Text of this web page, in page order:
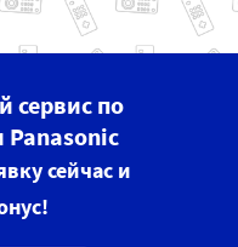
по
Panasonic
сейчас и